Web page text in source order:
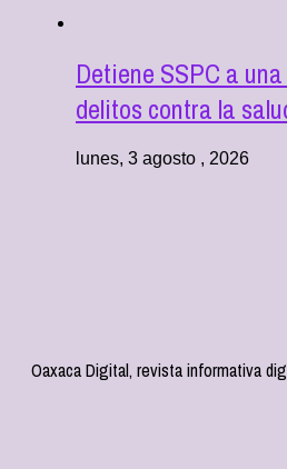
Detiene SSPC a
delitos contra la
lunes, 3 agosto , 2026
Oaxaca Digital, revista informativa